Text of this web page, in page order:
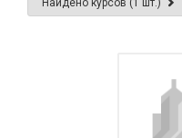
Найдено курсов (1 шт.)